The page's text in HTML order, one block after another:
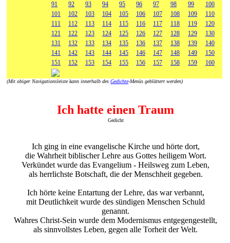
91 92 93 94 95 96 97 98 99
100
101
102 103 104 105 106 107 108 109
110
111
112 113 114 115 116 117 118 119
120
121
122 123 124 125 126 127 128 129
130
131
132 133 134 135 136 137 138 139
140
141
142 143 144 145 146 147 148 149
150
151
152 153 154 155 156 157 158 159 160
(Mit obiger Navigationsleiste kann innerhalb des Gedichte-Menüs geblättert werden)
Ich hatte einen Traum
Gedicht
Ich ging in eine evangelische Kirche und hörte dort,
die Wahrheit biblischer Lehre aus Gottes heiligem Wort.
Verkündet wurde das Evangelium - Heilsweg zum Leben,
als herrlichste Botschaft, die der Menschheit gegeben.
Ich hörte keine Entartung der Lehre, das war verbannt,
mit Deutlichkeit wurde des sündigen Menschen Schuld
genannt.
Wahres Christ-Sein wurde dem Modernismus entgegengestellt,
als sinnvollstes Leben, gegen alle Torheit der Welt.